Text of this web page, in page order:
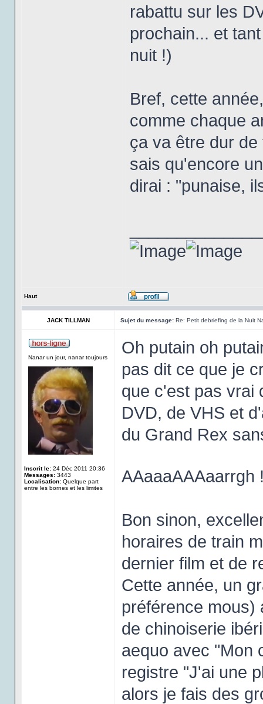
rabattu sur les
prochain... et
nuit !)
Bref, cette
comme chaque
ça va être dur
sais qu'encore
dirai : "punaise,
Haut
JACK TILLMAN Sujet du message: Re: Petit debriefing de la Nuit
Nanar un jour, nanar toujours
Inscrit le: 24 Déc 2011 20:36
Messages: 3443
Localisation: Quelque part
entre les bornes et les limites
Oh putain oh
pas dit ce que je
que c'est pas vrai
DVD, de VHS et
du Grand Rex
AAaaaAAAaarrgh
Bon sinon,
horaires de train
dernier film et de
Cette année, un
préférence mous)
de chinoiserie
aequo avec "Mon
registre "J'ai une
alors je fais des